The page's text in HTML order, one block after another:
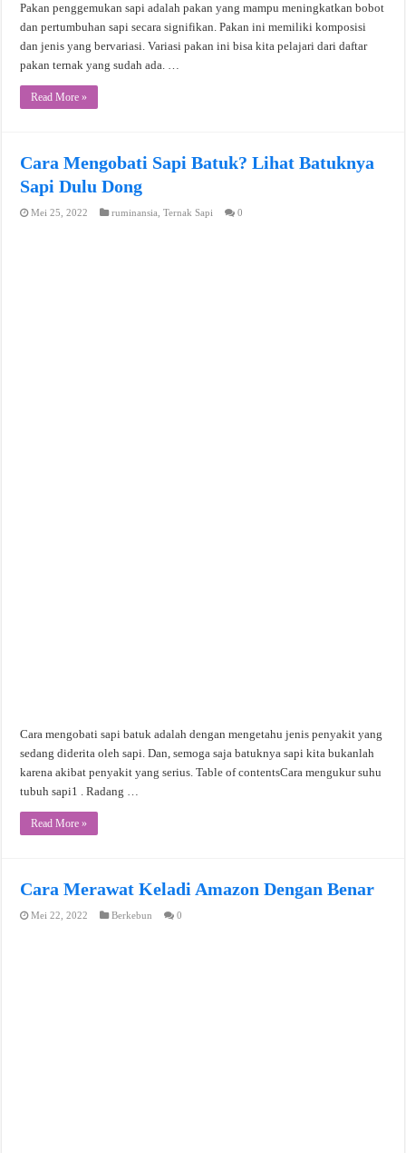
Pakan penggemukan sapi adalah pakan yang mampu meningkatkan bobot
dan pertumbuhan sapi secara signifikan. Pakan ini memiliki komposisi
dan jenis yang bervariasi. Variasi pakan ini bisa kita pelajari dari daftar
pakan ternak yang sudah ada. …
Read More »
Cara Mengobati Sapi Batuk? Lihat Batuknya
Sapi Dulu Dong
Mei 25, 2022 ruminansia ,Ternak Sapi 0
Cara mengobati sapi batuk adalah dengan mengetahu jenis penyakit yang
sedang diderita oleh sapi. Dan, semoga saja batuknya sapi kita bukanlah
karena akibat penyakit yang serius. Table of contentsCara mengukur suhu
tubuh sapi1 . Radang …
Read More »
Cara Merawat Keladi Amazon Dengan Benar
Mei 22, 2022 Berkebun 0